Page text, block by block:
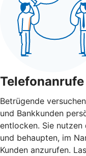
Telefonanrufe
Betrügende
und Bankkunden
entlocken. Sie
und behaupten, im
Kunden anzurufen.